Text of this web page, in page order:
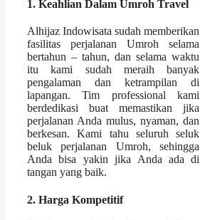
1. Keahlian Dalam Umroh Travel
Alhijaz Indowisata sudah memberikan
fasilitas perjalanan Umroh selama
bertahun – tahun, dan selama waktu
itu kami sudah meraih banyak
pengalaman dan ketrampilan di
lapangan. Tim professional kami
berdedikasi buat memastikan jika
perjalanan Anda mulus, nyaman, dan
berkesan. Kami tahu seluruh seluk
beluk perjalanan Umroh, sehingga
Anda bisa yakin jika Anda ada di
tangan yang baik.
2. Harga Kompetitif